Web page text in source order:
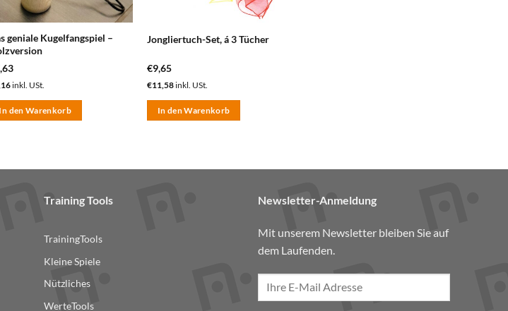
geniale Kugelfangspiel –
inkl. USt.
In den Warenkorb
Jongliertuch-Set, á 3 Tücher
€9,65
€11,58inkl. USt.
In den Warenkorb
Training Tools
TrainingTools
Kleine Spiele
Nützliches
WerteTools
Newsletter-Anmeldung
Mit unserem Newsletter bleiben Sie auf
dem Laufenden.